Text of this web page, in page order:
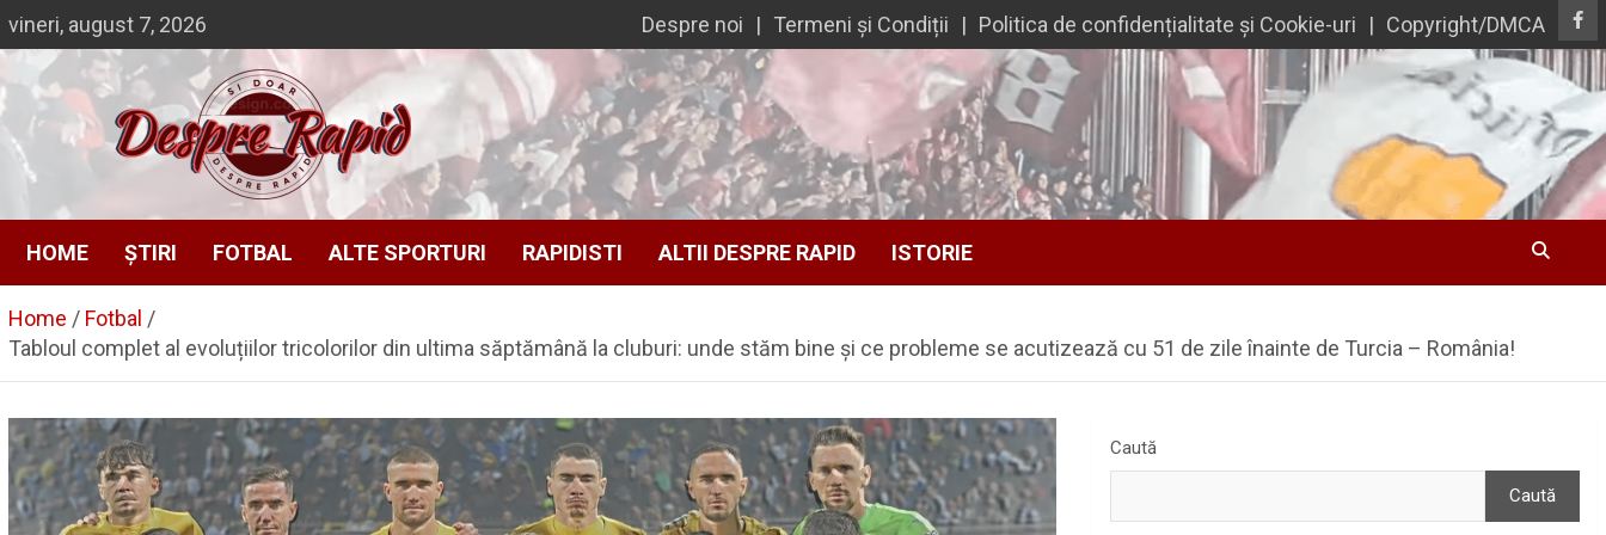
to
content
vineri, august 7, 2026 Despre noi Termeni și Condiții Politica de confidențialitate și Cookie-uri Copyright/DMCA
Despre Rapid
Si doar … despre Rapid
HOME ȘTIRI FOTBAL ALTE SPORTURI RAPIDISTI ALTII DESPRE RAPID ISTORIE
Home
Fotbal
Tabloul complet al evoluțiilor tricolorilor din ultima săptămână la cluburi: unde stăm bine și ce probleme se acutizează cu 51 de zile înainte de Turcia – România!
Caută
Caută